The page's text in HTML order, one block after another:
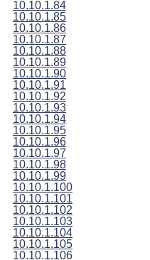
10.10.1.84
10.10.1.85
10.10.1.86
10.10.1.87
10.10.1.88
10.10.1.89
10.10.1.90
10.10.1.91
10.10.1.92
10.10.1.93
10.10.1.94
10.10.1.95
10.10.1.96
10.10.1.97
10.10.1.98
10.10.1.99
10.10.1.100
10.10.1.101
10.10.1.102
10.10.1.103
10.10.1.104
10.10.1.105
10.10.1.106